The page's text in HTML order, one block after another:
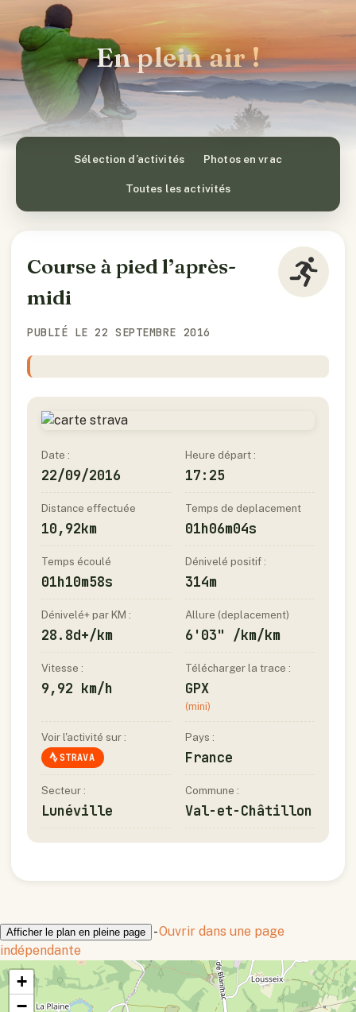
En plein air !
Sélection d’activités Photos en vrac
Toutes les activités
Course à pied l’après-
midi
PUBLIÉ LE 22 SEPTEMBRE 2016
Date :
22/09/2016
Heure départ :
17:25
Distance effectuée
10,92km
Temps de deplacement
01h06m04s
Temps écoulé
01h10m58s
Dénivelé positif :
314m
Dénivelé+ par KM :
28.8d+/km
Allure (deplacement)
6'03" /km/km
Vitesse :
9,92 km/h
Télécharger la trace :
GPX
(mini)
Voir l'activité sur :
STRAVA
Pays :
France
Secteur :
Lunéville
Commune :
Val-et-Châtillon
Afficher le plan en pleine page -Ouvrir dans une page
indépendante